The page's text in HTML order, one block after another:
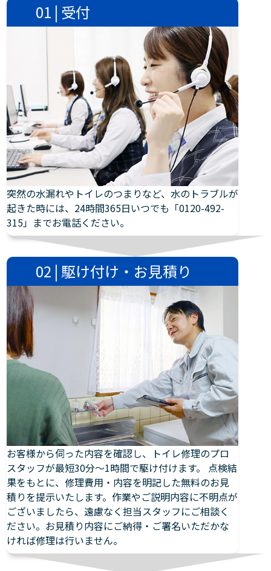
01 | 受付
突然の水漏れやトイレのつまりなど、水のトラブルが
起きた時には、24時間365日いつでも「0120-492-
315」までお電話ください。
02 | 駆け付け・お見積り
お客様から伺った内容を確認し、トイレ修理のプロ
スタッフが最短30分～1時間で駆け付けます。 点検結
果をもとに、修理費用・内容を明記した無料のお見
積りを提示いたします。作業やご説明内容に不明点が
ございましたら、遠慮なく担当スタッフにご相談く
ださい。お見積り内容にご納得・ご署名いただかな
ければ修理は行いません。